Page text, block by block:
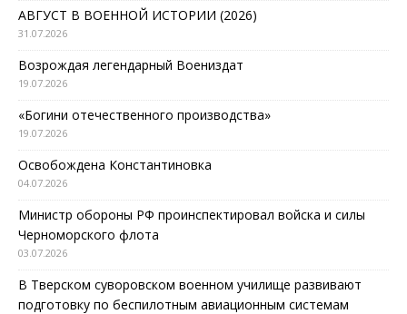
АВГУСТ В ВОЕННОЙ ИСТОРИИ (2026)
31.07.2026
Возрождая легендарный Воениздат
19.07.2026
«Богини отечественного производства»
19.07.2026
Освобождена Константиновка
04.07.2026
Министр обороны РФ проинспектировал войска и силы
Черноморского флота
03.07.2026
В Тверском суворовском военном училище развивают
подготовку по беспилотным авиационным системам